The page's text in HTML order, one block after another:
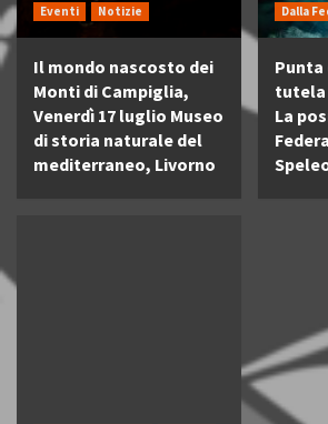
Eventi Notizie
Il mondo nascosto dei
Monti di Campiglia,
Venerdì 17 luglio Museo
di storia naturale del
mediterraneo, Livorno
Dalla
tutela
La